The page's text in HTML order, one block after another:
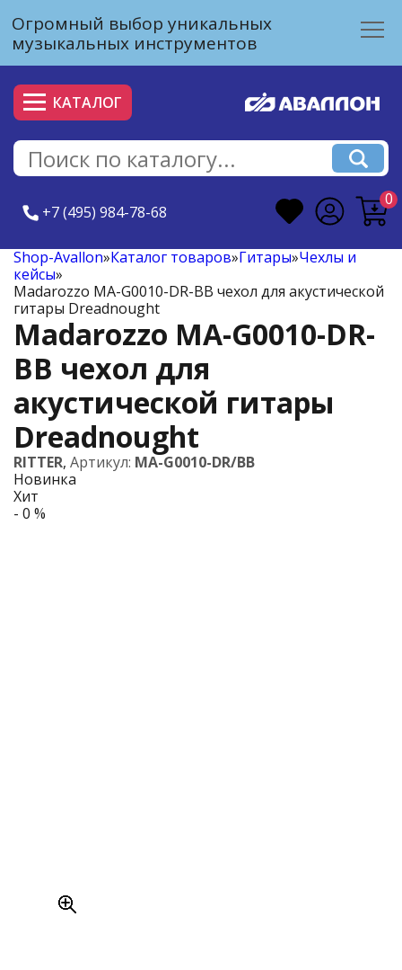
Огромный выбор уникальных
музыкальных инструментов
КАТАЛОГ
+7 (495) 984-78-68
0
Shop-Avallon»Каталог товаров»Гитары»Чехлы и
кейсы»
Madarozzo MA-G0010-DR-BB чехол для акустической
гитары Dreadnought
Madarozzo MA-G0010-DR-
BB чехол для
акустической гитары
Dreadnought
RITTER, Артикул: MA-G0010-DR/BB
Новинка
Хит
- 0 %